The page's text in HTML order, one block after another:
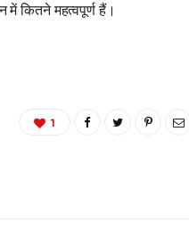
कितने महत्वपूर्ण हैं।
1